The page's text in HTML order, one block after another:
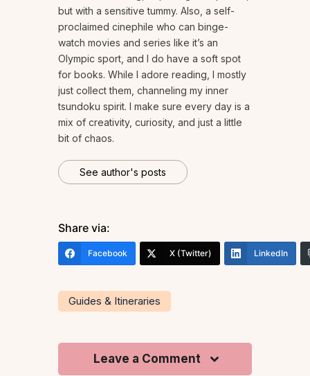
but with a sensitive tummy. Also, a self-
proclaimed cinephile who can binge-
watch movies and series like it’s an
Olympic sport, and I do have a soft spot
for books. While I adore reading, I mostly
just collect them, channeling my inner
tsundoku spirit. I make sure every day is a
mix of creativity, curiosity, and just a little
bit of chaos.
See author's posts
Share via:
Facebook X (Twitter) LinkedIn
Guides & Itineraries
Leave a Comment